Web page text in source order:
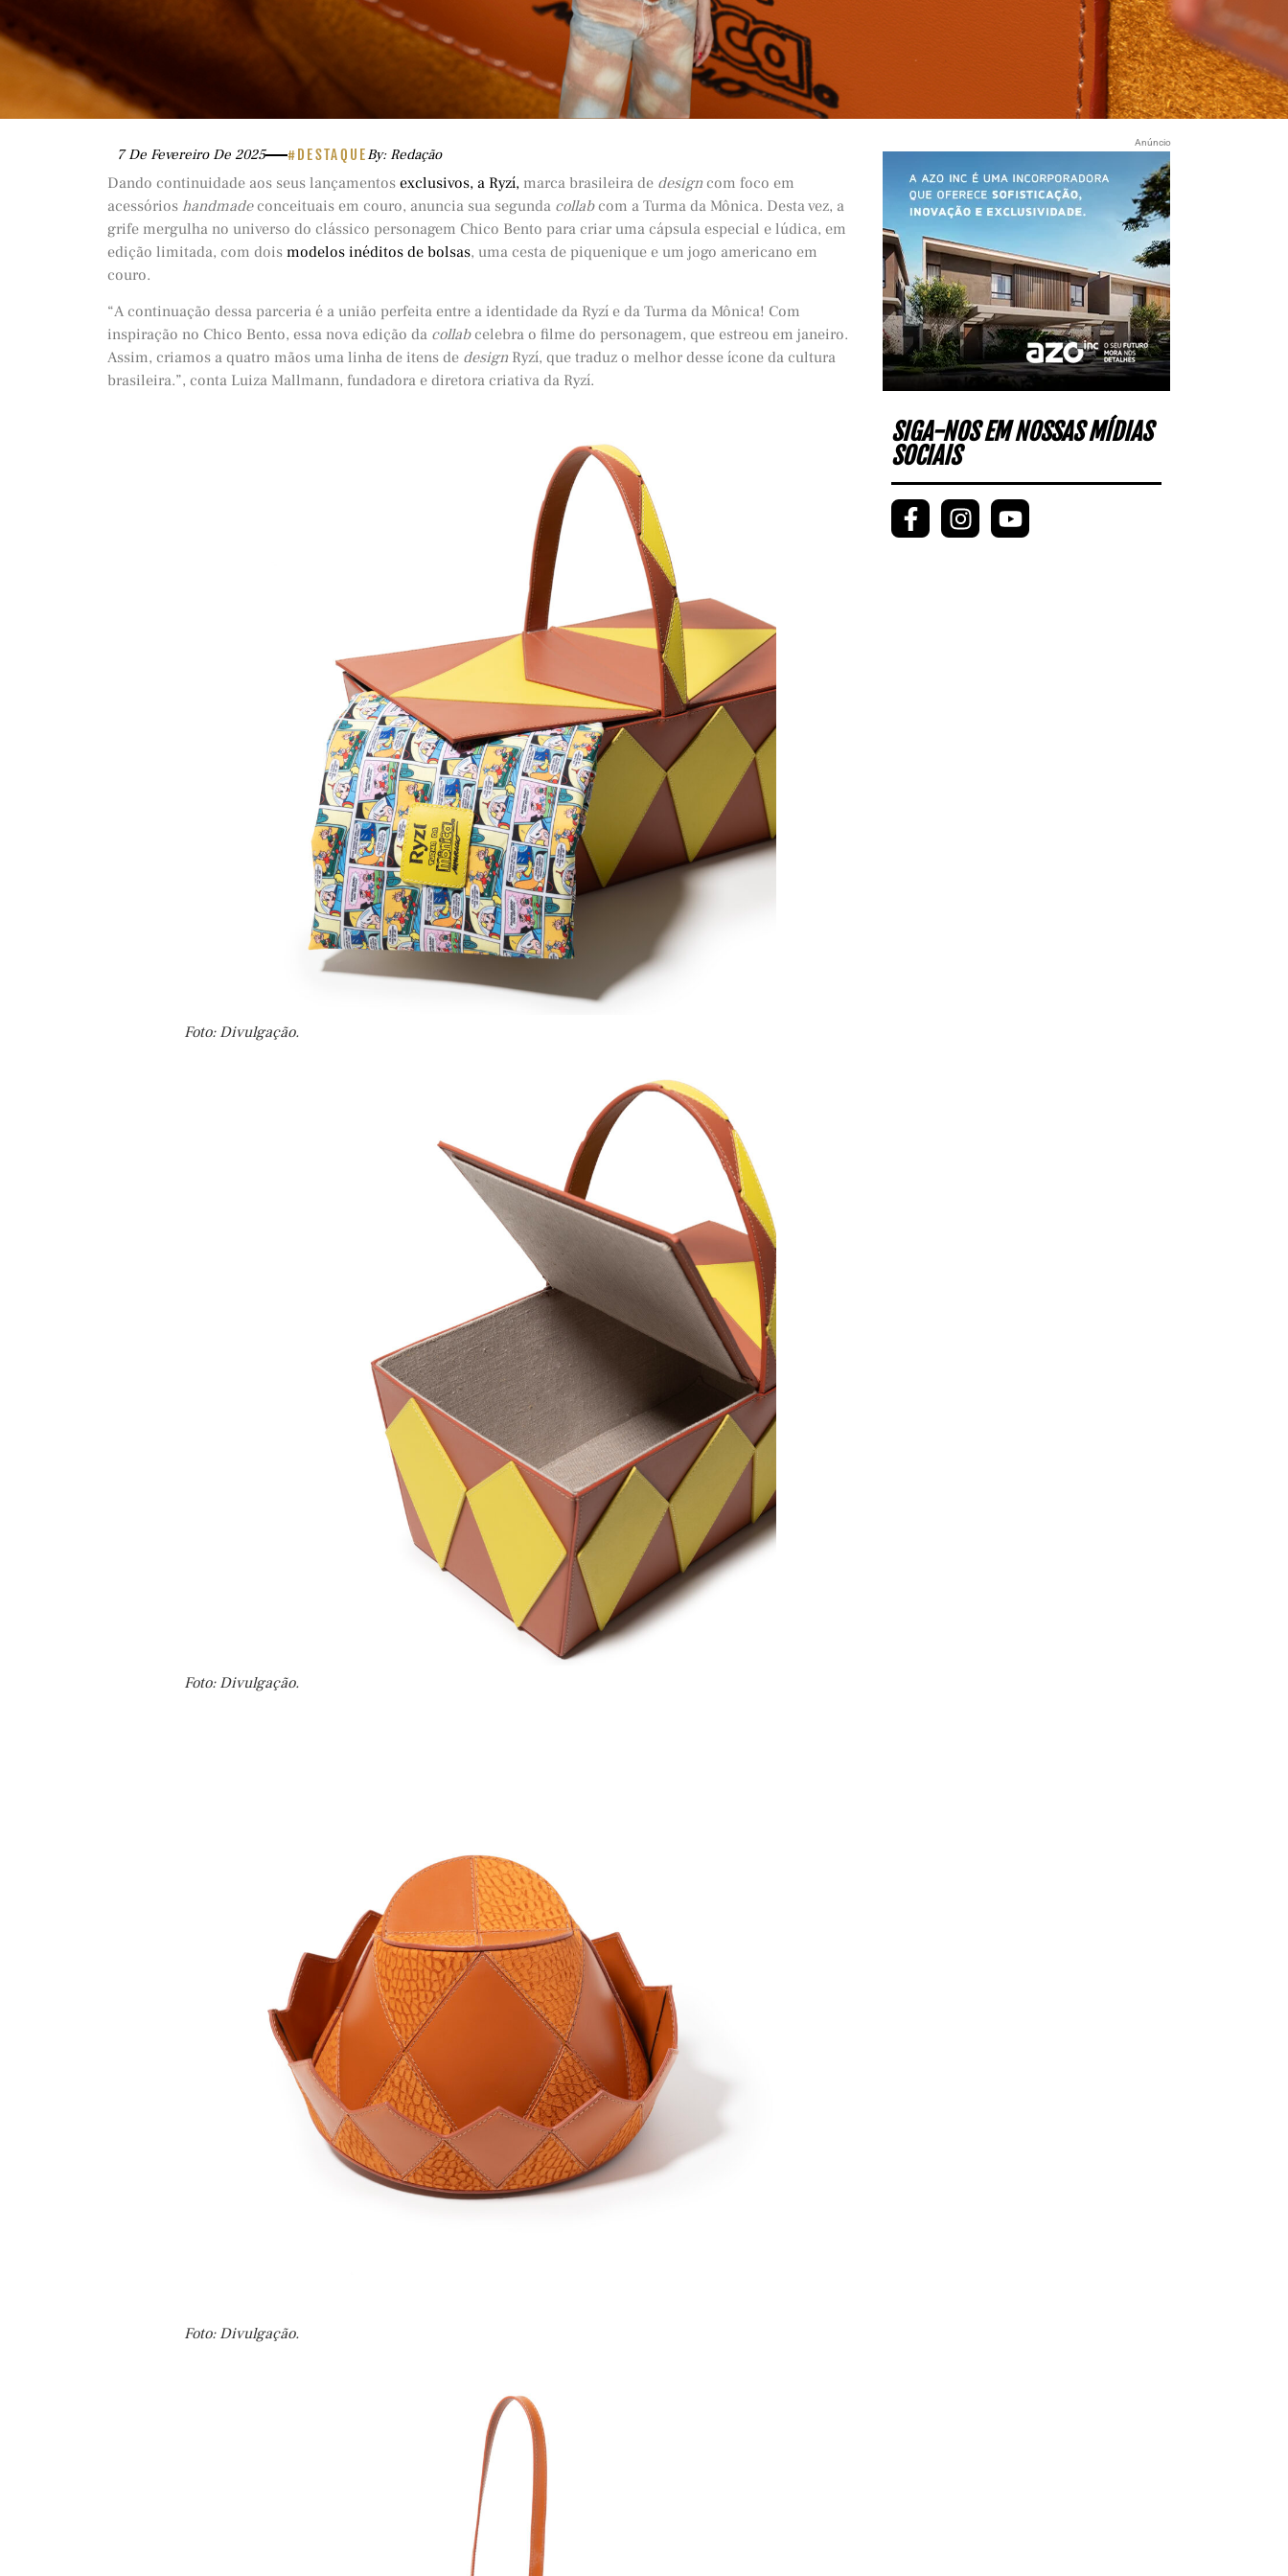
7 De Fevereiro De 2025 #DESTAQUEBy: Redação
Dando continuidade aos seus lançamentos exclusivos, a Ryzí, marca brasileira de design com foco em
acessórios handmadeconceituais em couro, anuncia sua segunda collabcom a Turma da Mônica. Desta vez, a
grife mergulha no universo do clássico personagem Chico Bento para criar uma cápsula especial e lúdica, em
edição limitada, com dois modelos inéditos de bolsas, uma cesta de piquenique e um jogo americano em
couro.
“A continuação dessa parceria é a união perfeita entre a identidade da Ryzí e da Turma da Mônica! Com
inspiração no Chico Bento, essa nova edição da collabcelebra o filme do personagem, que estreou em janeiro.
Assim, criamos a quatro mãos uma linha de itens de design Ryzí, que traduz o melhor desse ícone da cultura
brasileira.”, conta Luiza Mallmann, fundadora e diretora criativa da Ryzí.
Foto: Divulgação.
Foto: Divulgação.
Foto: Divulgação.
Anúncio
SIGA-NOS EM NOSSAS MÍDIAS
SOCIAIS